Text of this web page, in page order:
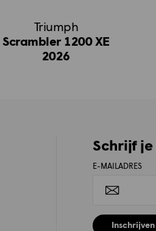
Triumph
Scrambler 1200 XE
2026
Schrijf
E-MAILADRES
Inschrijven